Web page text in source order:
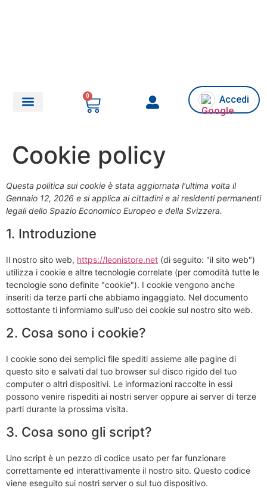
0 Accedi
Cookie policy
Questa politica sui cookie è stata aggiornata l'ultima volta il
Gennaio 12, 2026 e si applica ai cittadini e ai residenti permanenti
legali dello Spazio Economico Europeo e della Svizzera.
1. Introduzione
Il nostro sito web, https://leonistore.net (di seguito: "il sito web")
utilizza i cookie e altre tecnologie correlate (per comodità tutte le
tecnologie sono definite "cookie"). I cookie vengono anche
inseriti da terze parti che abbiamo ingaggiato. Nel documento
sottostante ti informiamo sull'uso dei cookie sul nostro sito web.
2. Cosa sono i cookie?
I cookie sono dei semplici file spediti assieme alle pagine di
questo sito e salvati dal tuo browser sul disco rigido del tuo
computer o altri dispositivi. Le informazioni raccolte in essi
possono venire rispediti ai nostri server oppure ai server di terze
parti durante la prossima visita.
3. Cosa sono gli script?
Uno script è un pezzo di codice usato per far funzionare
correttamente ed interattivamente il nostro sito. Questo codice
viene eseguito sui nostri server o sul tuo dispositivo.